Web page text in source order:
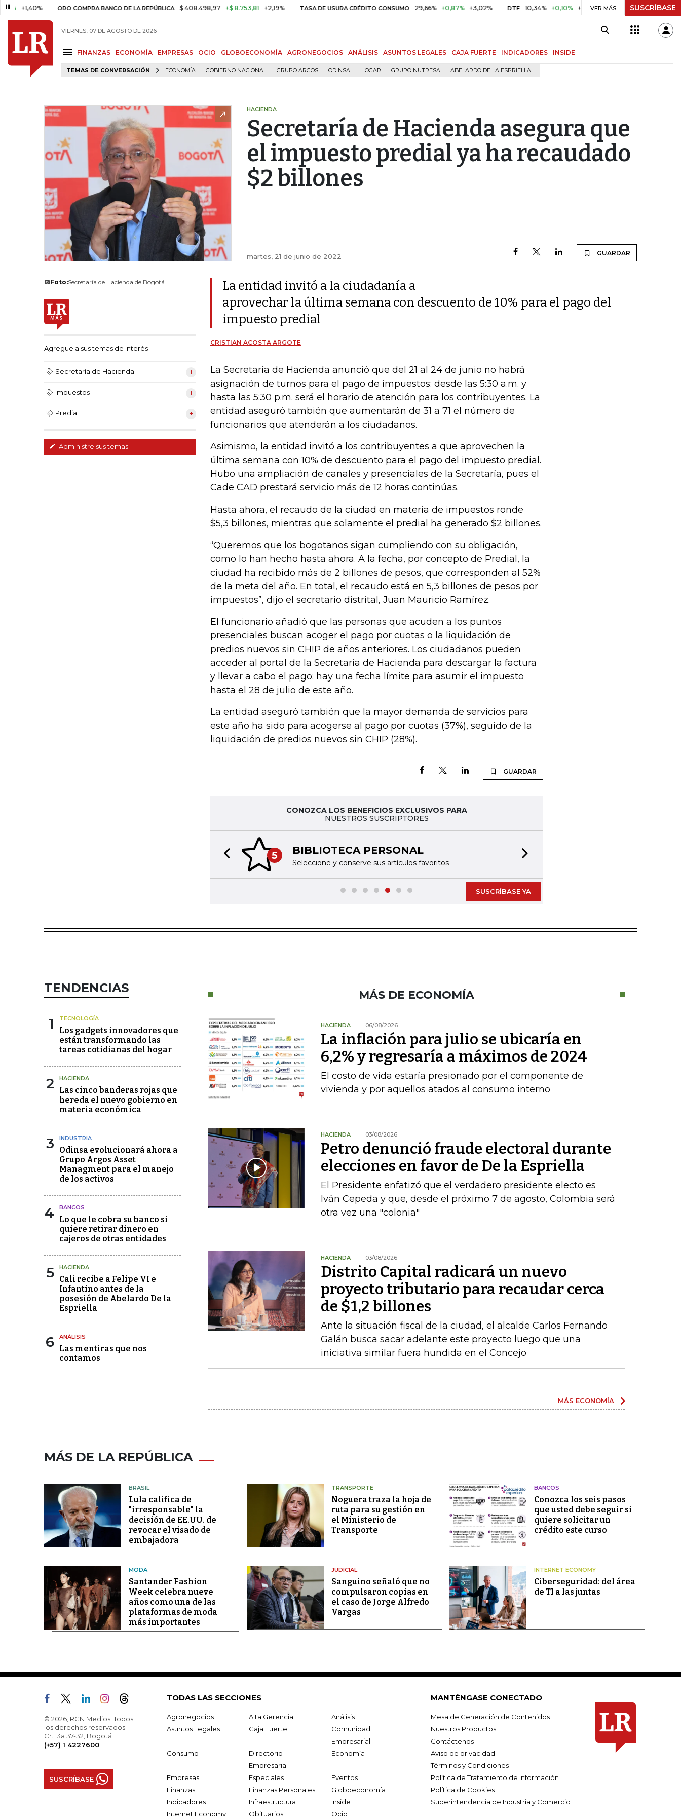
ORO COMPRA BANCO DE LA REPÚBLICA $ 408.498,97 +$ 8.753,81 +2,19% TASA DE USURA CRÉDITO CONSUMO 29,66% +0,87% +3,02% DTF 10,34% +0,10% +0,98% UVR $ 416,91 +$ 0,05
VER MÁS SUSCRÍBASE
VIERNES, 07 DE AGOSTO DE 2026
FINANZAS ECONOMÍA EMPRESAS OCIO GLOBOECONOMÍA AGRONEGOCIOS ANÁLISIS ASUNTOS LEGALES CAJA FUERTE INDICADORES INSIDE
TEMAS DE CONVERSACIÓN ECONOMÍA GOBIERNO NACIONAL GRUPO ARGOS ODINSA HOGAR GRUPO NUTRESA ABELARDO DE LA ESPRIELLA
HACIENDA
Secretaría de Hacienda asegura que
el impuesto predial ya ha recaudado
$2 billones
martes, 21 de junio de 2022 GUARDAR
Foto:Secretaría de Hacienda de Bogotá
Agregue a sus temas de interés
Secretaría de Hacienda
Impuestos
Predial
Administre sus temas
La entidad invitó a la ciudadanía a
aprovechar la última semana con descuento de 10% para el pago del
impuesto predial
CRISTIAN ACOSTA ARGOTE
La Secretaría de Hacienda anunció que del 21 al 24 de junio no habrá
asignación de turnos para el pago de impuestos: desde las 5:30 a.m. y
hasta las 5:30 p.m. será el horario de atención para los contribuyentes. La
entidad aseguró también que aumentarán de 31 a 71 el número de
funcionarios que atenderán a los ciudadanos.
Asimismo, la entidad invitó a los contribuyentes a que aprovechen la
última semana con 10% de descuento para el pago del impuesto predial.
Hubo una ampliación de canales y presenciales de la Secretaría, pues el
Cade CAD prestará servicio más de 12 horas continúas.
Hasta ahora, el recaudo de la ciudad en materia de impuestos ronde
$5,3 billones, mientras que solamente el predial ha generado $2 billones.
“Queremos que los bogotanos sigan cumpliendo con su obligación,
como lo han hecho hasta ahora. A la fecha, por concepto de Predial, la
ciudad ha recibido más de 2 billones de pesos, que corresponden al 52%
de la meta del año. En total, el recaudo está en 5,3 billones de pesos por
impuestos”, dijo el secretario distrital, Juan Mauricio Ramírez.
El funcionario añadió que las personas que acuden a los puntos
presenciales buscan acoger el pago por cuotas o la liquidación de
predios nuevos sin CHIP de años anteriores. Los ciudadanos pueden
acceder al portal de la Secretaría de Hacienda para descargar la factura
y llevar a cabo el pago: hay una fecha límite para asumir el impuesto
hasta el 28 de julio de este año.
La entidad aseguró también que la mayor demanda de servicios para
este año ha sido para acogerse al pago por cuotas (37%), seguido de la
liquidación de predios nuevos sin CHIP (28%).
GUARDAR
CONOZCA LOS BENEFICIOS EXCLUSIVOS PARA
NUESTROS SUSCRIPTORES
5 BIBLIOTECA PERSONAL
Seleccione y conserve sus artículos favoritos
Previous slide
SUSCRÍBASE YA
TENDENCIAS
1 TECNOLOGÍA
Los gadgets innovadores que
están transformando las
tareas cotidianas del hogar
2 HACIENDA
Las cinco banderas rojas que
hereda el nuevo gobierno en
materia económica
3 INDUSTRIA
Odinsa evolucionará ahora a
Grupo Argos Asset
Managment para el manejo
de los activos
4 BANCOS
Lo que le cobra su banco si
quiere retirar dinero en
cajeros de otras entidades
5 HACIENDA
Cali recibe a Felipe VI e
Infantino antes de la
posesión de Abelardo De la
Espriella
6 ANÁLISIS
Las mentiras que nos
contamos
MÁS DE ECONOMÍA
HACIENDA 06/08/2026
La inflación para julio se ubicaría en
6,2% y regresaría a máximos de 2024
El costo de vida estaría presionado por el componente de
vivienda y por aquellos atados al consumo interno
HACIENDA 03/08/2026
Petro denunció fraude electoral durante
elecciones en favor de De la Espriella
El Presidente enfatizó que el verdadero presidente electo es
Iván Cepeda y que, desde el próximo 7 de agosto, Colombia será
otra vez una "colonia"
HACIENDA 03/08/2026
Distrito Capital radicará un nuevo
proyecto tributario para recaudar cerca
de $1,2 billones
Ante la situación fiscal de la ciudad, el alcalde Carlos Fernando
Galán busca sacar adelante este proyecto luego que una
iniciativa similar fuera hundida en el Concejo
MÁS ECONOMÍA
MÁS DE LA REPÚBLICA
BRASIL
Lula califica de
"irresponsable" la
decisión de EE.UU. de
revocar el visado de
embajadora
TRANSPORTE
Noguera traza la hoja de
ruta para su gestión en
el Ministerio de
Transporte
BANCOS
Conozca los seis pasos
que usted debe seguir si
quiere solicitar un
crédito este curso
MODA
Santander Fashion
Week celebra nueve
años como una de las
plataformas de moda
más importantes
JUDICIAL
Sanguino señaló que no
compulsaron copias en
el caso de Jorge Alfredo
Vargas
INTERNET ECONOMY
Ciberseguridad: del área
de TI a las juntas
© 2026, RCN Medios. Todos
los derechos reservados.
Cr. 13a 37-32, Bogotá
(+57) 1 4227600
SUSCRÍBASE
TODAS LAS SECCIONES
Agronegocios Alta Gerencia
Análisis
Asuntos Legales
Caja Fuerte
Comunidad
Empresarial
Consumo
Directorio
Empresarial
Economía
Empresas Especiales
Eventos
Finanzas
Finanzas Personales
Globoeconomía
Indicadores
Infraestructura
Inside
Internet Economy
Obituarios Ocio
MANTÉNGASE CONECTADO
Mesa de Generación de Contenidos
Nuestros Productos
Contáctenos
Aviso de privacidad
Términos y Condiciones
Política de Tratamiento de Información
Política de Cookies
Superintendencia de Industria y Comercio